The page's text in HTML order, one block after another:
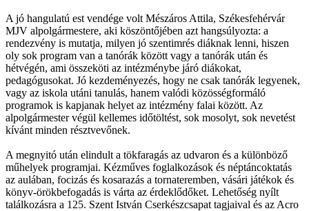
A jó hangulatú est vendége volt Mészáros Attila, Székesfehérvár
MJV alpolgármestere, aki köszöntőjében azt hangsúlyozta: a
rendezvény is mutatja, milyen jó szentimrés diáknak lenni, hiszen
oly sok program van a tanórák között vagy a tanórák után és
hétvégén, ami összeköti az intézménybe járó diákokat,
pedagógusokat. Jó kezdeményezés, hogy ne csak tanórák legyenek,
vagy az iskola utáni tanulás, hanem valódi közösségformáló
programok is kapjanak helyet az intézmény falai között. Az
alpolgármester végül kellemes időtöltést, sok mosolyt, sok nevetést
kívánt minden résztvevőnek.
A megnyitó után elindult a tökfaragás az udvaron és a különböző
műhelyek programjai. Kézműves foglalkozások és néptáncoktatás
az aulában, focizás és kosarazás a tornateremben, vásári játékok és
könyv-örökbefogadás is várta az érdeklődőket. Lehetőség nyílt
találkozásra a 125. Szent István Cserkészcsapat tagjaival és az Acro